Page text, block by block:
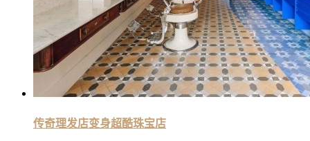
传奇理发店变身超酷珠宝店